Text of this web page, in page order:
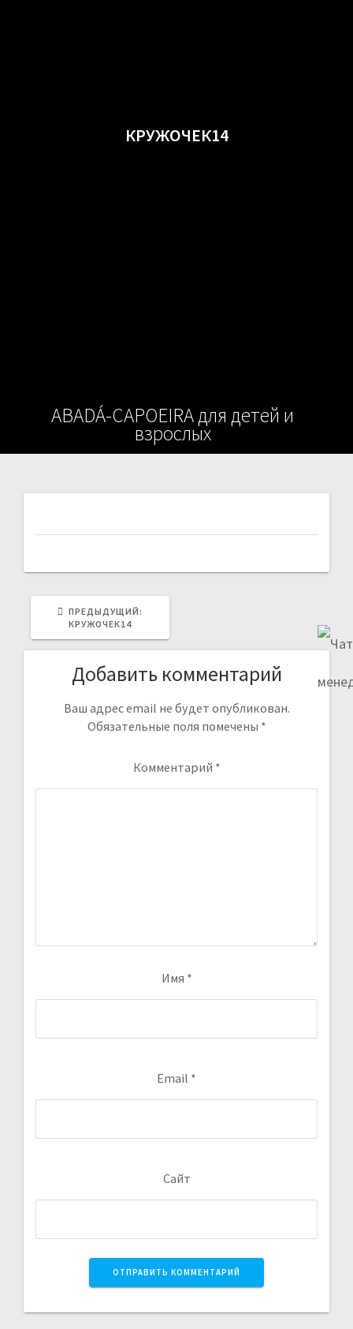
КРУЖОЧЕК14
ABADÁ-CAPOEIRA для детей и
взрослых
Навигация
по
записям
ПРЕДЫДУЩИЙ:
КРУЖОЧЕК14
Добавить комментарий
Ваш адрес email не будет опубликован.
Обязательные поля помечены *
Комментарий *
Имя *
Email *
Сайт